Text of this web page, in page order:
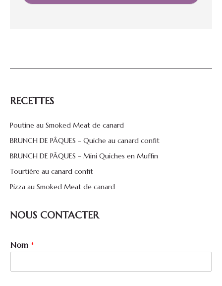
RECETTES
Poutine au Smoked Meat de canard
BRUNCH DE PÂQUES – Quiche au canard confit
BRUNCH DE PÂQUES – Mini Quiches en Muffin
Tourtière au canard confit
Pizza au Smoked Meat de canard
NOUS CONTACTER
Nom *